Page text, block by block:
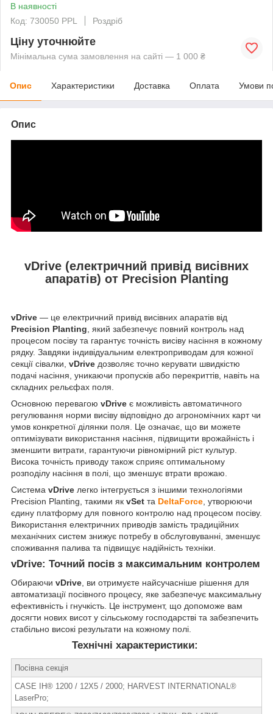
В наявності
Код: 730050 PPL
Роздріб
Ціну уточнюйте
Мінімальна сума замовлення на сайті — 1 000 ₴
Опис Характеристики Доставка Оплата Умови
Опис
vDrive (електричний привід висівних
апаратів) от Precision Planting
vDrive — це електричний привід висівних апаратів від
Precision Planting , який забезпечує повний контроль над
процесом посіву та гарантує точність висіву насіння в кожному
рядку. Завдяки індивідуальним електроприводам для кожної
секції сівалки, vDrive дозволяє точно керувати швидкістю
подачі насіння, уникаючи пропусків або перекриттів, навіть на
складних рельєфах поля.
Основною перевагою vDrive є можливість автоматичного
регулювання норми висіву відповідно до агрономічних карт чи
умов конкретної ділянки поля. Це означає, що ви можете
оптимізувати використання насіння, підвищити врожайність і
зменшити витрати, гарантуючи рівномірний ріст культур.
Висока точність приводу також сприяє оптимальному
розподілу насіння в полі, що зменшує втрати врожаю.
Система vDrive легко інтегрується з іншими технологіями
Precision Planting, такими як vSet та DeltaForce , утворюючи
єдину платформу для повного контролю над процесом посіву.
Використання електричних приводів замість традиційних
механічних систем знижує потребу в обслуговуванні, зменшує
споживання палива та підвищує надійність техніки.
vDrive: Точний посів з максимальним контролем
Обираючи vDrive , ви отримуєте найсучасніше рішення для
автоматизації посівного процесу, яке забезпечує максимальну
ефективність і гнучкість. Це інструмент, що допоможе вам
досягти нових висот у сільському господарстві та забезпечить
стабільно високі результати на кожному полі.
Технічні характеристики:
Посівна секція
CASE IH® 1200 / 12X5 / 2000; HARVEST INTERNATIONAL®
LaserPro;